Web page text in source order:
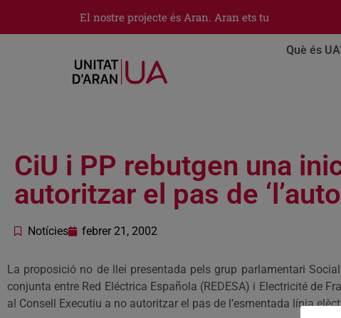
El nostre projecte és Aran. Aran ets tu
Què és
CiU i PP rebutgen una
autoritzar el pas de
Notícies febrer 21, 2002
La proposició no de llei presentada pels grup parlamentari
conjunta entre Red Eléctrica Española (REDESA) i Electricité de
al Consell Executiu a no autoritzar el pas de l’esmentada línia